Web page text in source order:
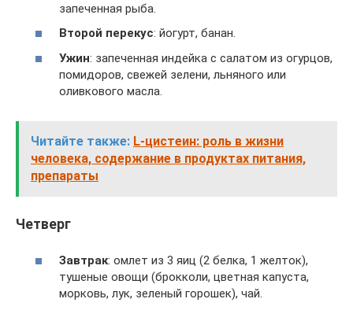
запеченная рыба.
Второй перекус: йогурт, банан.
Ужин: запеченная индейка с салатом из огурцов,
помидоров, свежей зелени, льняного или
оливкового масла.
Читайте также: L-цистеин: роль в жизни
человека, содержание в продуктах питания,
препараты
Четверг
Завтрак: омлет из 3 яиц (2 белка, 1 желток),
тушеные овощи (брокколи, цветная капуста,
морковь, лук, зеленый горошек), чай.